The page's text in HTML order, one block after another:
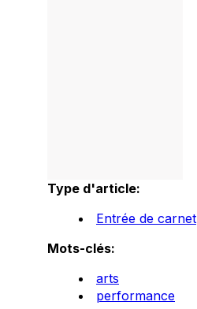
Type d'article:
Entrée de carnet
Mots-clés:
arts
performance